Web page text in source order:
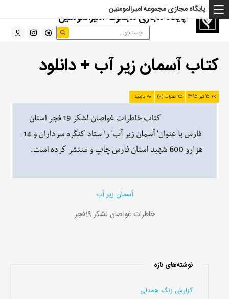
پایگاه مجازی مجموعه امیرالمومنین
پایگاه مجازی مجموعه امیرالمومنین
کتاب آسمان زیر آب + دانلود
15 تیر 1395 نظرات (0) بازدید :
آسمان زیر آب
خاطرات غواصان لشکر 19فجر
نوشته‌های تازه
گزارش زنگ همدلی